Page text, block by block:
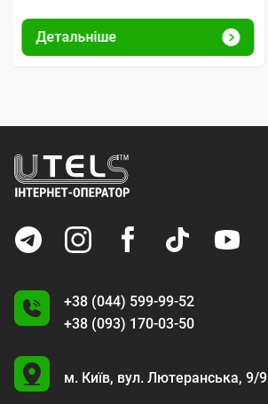
Детальніше
+38 (044) 599-99-52
+38 (093) 170-03-50
U
м. Київ, вул. Лютеранська, 9/9